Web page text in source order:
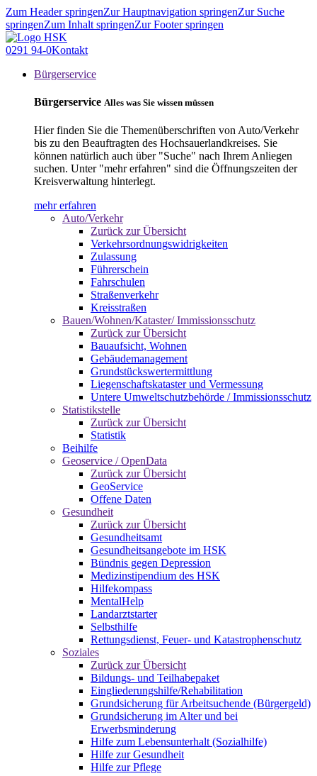
Zum Header springenZur Hauptnavigation springenZur Suche
springenZum Inhalt springenZur Footer springen
0291 94-0Kontakt
Bürgerservice
Bürgerservice Alles was Sie wissen müssen
Hier finden Sie die Themenüberschriften von Auto/Verkehr
bis zu den Beauftragten des Hochsauerlandkreises. Sie
können natürlich auch über "Suche" nach Ihrem Anliegen
suchen. Unter "mehr erfahren" sind die Öffnungszeiten der
Kreisverwaltung hinterlegt.
mehr erfahren
Auto/Verkehr
Zurück zur Übersicht
Verkehrsordnungswidrigkeiten
Zulassung
Führerschein
Fahrschulen
Straßenverkehr
Kreisstraßen
Bauen/Wohnen/Kataster/ Immissionsschutz
Zurück zur Übersicht
Bauaufsicht, Wohnen
Gebäudemanagement
Grundstückswertermittlung
Liegenschaftskataster und Vermessung
Untere Umweltschutzbehörde / Immissionsschutz
Statistikstelle
Zurück zur Übersicht
Statistik
Beihilfe
Geoservice / OpenData
Zurück zur Übersicht
GeoService
Offene Daten
Gesundheit
Zurück zur Übersicht
Gesundheitsamt
Gesundheitsangebote im HSK
Bündnis gegen Depression
Medizinstipendium des HSK
Hilfekompass
MentalHelp
Landarztstarter
Selbsthilfe
Rettungsdienst, Feuer- und Katastrophenschutz
Soziales
Zurück zur Übersicht
Bildungs- und Teilhabepaket
Eingliederungshilfe/Rehabilitation
Grundsicherung für Arbeitsuchende (Bürgergeld)
Grundsicherung im Alter und bei
Erwerbsminderung
Hilfe zum Lebensunterhalt (Sozialhilfe)
Hilfe zur Gesundheit
Hilfe zur Pflege